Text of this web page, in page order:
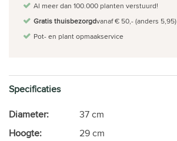
Al meer dan 100.000 planten verstuurd!
Gratis thuisbezorgdvanaf € 50,- (anders 5,95)
Pot- en plant opmaakservice
Specificaties
Diameter:
37 cm
Hoogte:
29 cm